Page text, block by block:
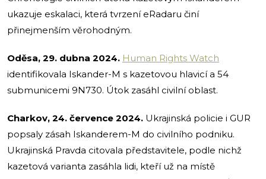
ukazuje eskalaci, která tvrzení eRadaru činí
přinejmenším věrohodným.
Oděsa, 29. dubna 2024. Human Rights Watch
identifikovala Iskander-M s kazetovou hlavicí a 54
submunicemi 9N730. Útok zasáhl civilní oblast.
Charkov, 24. července 2024. Ukrajinská policie i GUR
popsaly zásah Iskanderem-M do civilního podniku.
Ukrajinská Pravda citovala představitele, podle nichž
kazetová varianta zasáhla lidi, kteří už na místě